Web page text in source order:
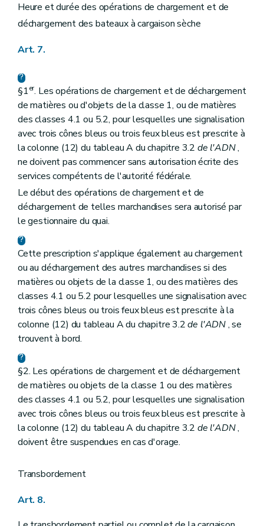
Heure et durée des opérations de chargement et de
déchargement des bateaux à cargaison sèche
Art. 7.
§1er. Les opérations de chargement et de déchargement
de matières ou d'objets de la classe 1, ou de matières
des classes 4.1 ou 5.2, pour lesquelles une signalisation
avec trois cônes bleus ou trois feux bleus est prescrite à
la colonne (12) du tableau A du chapitre 3.2 de l'ADN,
ne doivent pas commencer sans autorisation écrite des
services compétents de l'autorité fédérale.
Le début des opérations de chargement et de
déchargement de telles marchandises sera autorisé par
le gestionnaire du quai.
Cette prescription s'applique également au chargement
ou au déchargement des autres marchandises si des
matières ou objets de la classe 1, ou des matières des
classes 4.1 ou 5.2 pour lesquelles une signalisation avec
trois cônes bleus ou trois feux bleus est prescrite à la
colonne (12) du tableau A du chapitre 3.2de l'ADN, se
trouvent à bord.
§2. Les opérations de chargement et de déchargement
de matières ou objets de la classe 1 ou des matières
des classes 4.1 ou 5.2, pour lesquelles une signalisation
avec trois cônes bleus ou trois feux bleus est prescrite à
la colonne (12) du tableau A du chapitre 3.2 de l'ADN,
doivent être suspendues en cas d'orage.
Transbordement
Art. 8.